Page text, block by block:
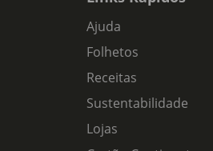
Ajuda
Folhetos
Receitas
Sustentabilidade
Lojas